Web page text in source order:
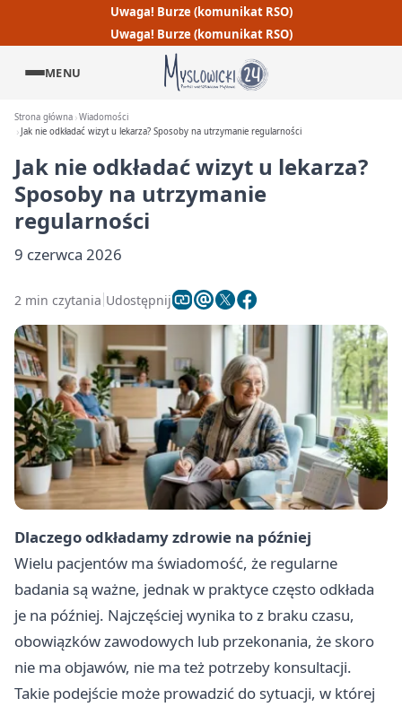
Uwaga! Burze (komunikat RSO)
Uwaga! Burze (komunikat RSO)
MENU
Strona główna Wiadomości
Jak nie odkładać wizyt u lekarza? Sposoby na utrzymanie regularności
Jak nie odkładać wizyt u lekarza?
Sposoby na utrzymanie
regularności
9 czerwca 2026
2 min czytania Udostępnij
Dlaczego odkładamy zdrowie na później
Wielu pacjentów ma świadomość, że regularne
badania są ważne, jednak w praktyce często odkłada
je na później. Najczęściej wynika to z braku czasu,
obowiązków zawodowych lub przekonania, że skoro
nie ma objawów, nie ma też potrzeby konsultacji.
Takie podejście może prowadzić do sytuacji, w której